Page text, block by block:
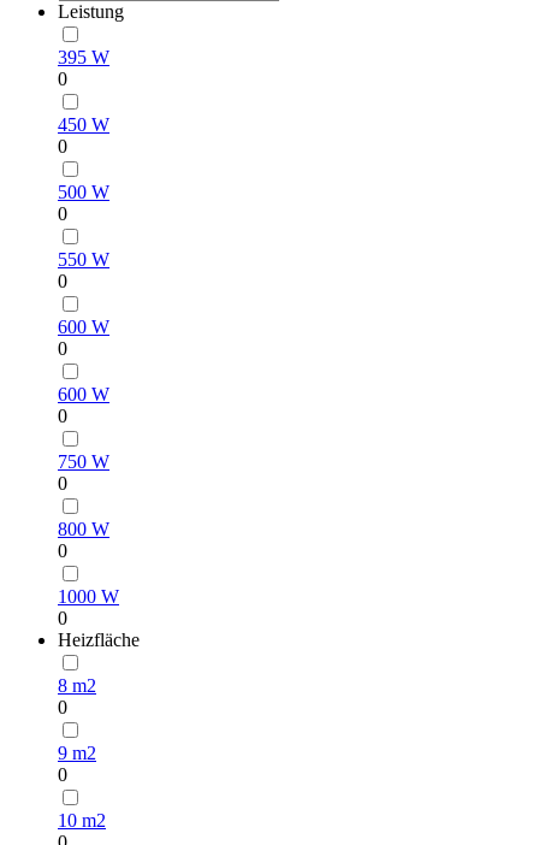
Leistung
395 W
0
450 W
0
500 W
0
550 W
0
600 W
0
600 W
0
750 W
0
800 W
0
1000 W
0
Heizfläche
8 m2
0
9 m2
0
10 m2